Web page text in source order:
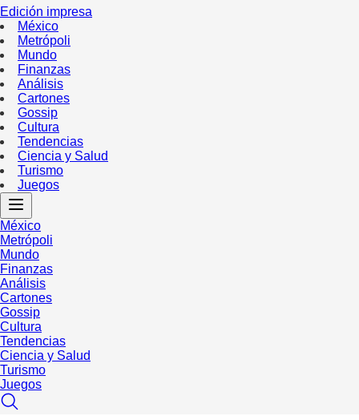
Edición impresa
México
Metrópoli
Mundo
Finanzas
Análisis
Cartones
Gossip
Cultura
Tendencias
Ciencia y Salud
Turismo
Juegos
México
Metrópoli
Mundo
Finanzas
Análisis
Cartones
Gossip
Cultura
Tendencias
Ciencia y Salud
Turismo
Juegos